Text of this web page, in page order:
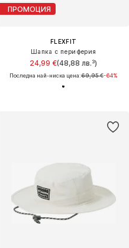
ПРОМОЦИЯ
FLEXFIT
Шапка с периферия
24,99 €(48,88 лв.³)
Последна най-ниска цена:69,95 €-64%